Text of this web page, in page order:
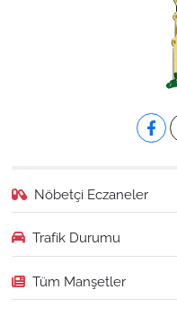
Nöbetçi Eczaneler
Trafik Durumu
Tüm Manşetler